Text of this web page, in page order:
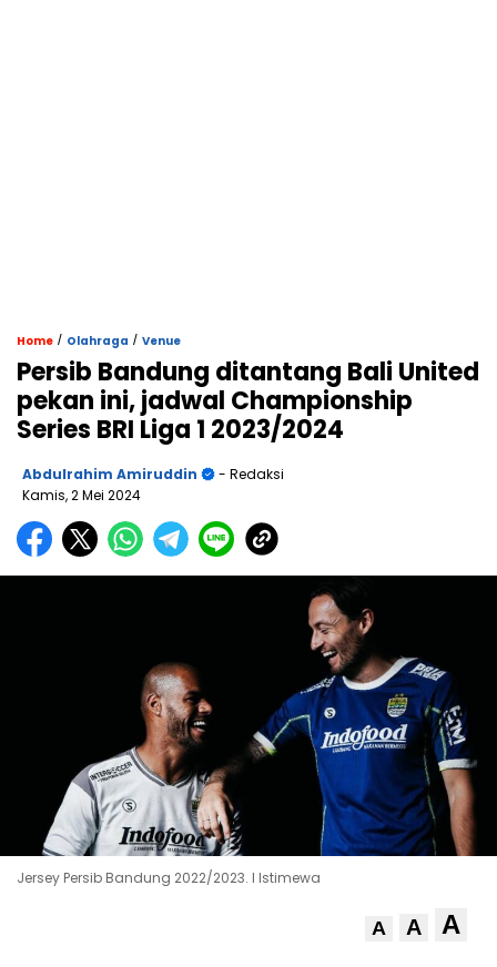
Home / Olahraga / Venue
Persib Bandung ditantang Bali United
pekan ini, jadwal Championship
Series BRI Liga 1 2023/2024
Abdulrahim Amiruddin
- Redaksi
Kamis, 2 Mei 2024
Jersey Persib Bandung 2022/2023. l Istimewa
A A A